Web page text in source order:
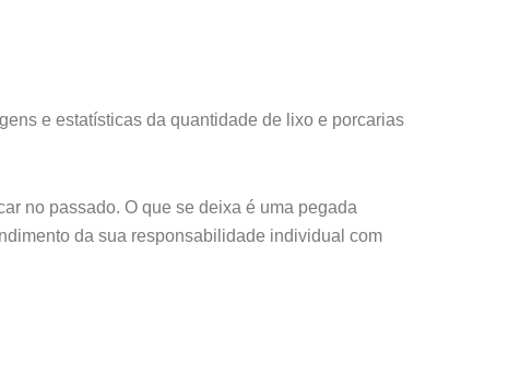
e estatísticas da quantidade de lixo e porcarias
no passado. O que se deixa é uma pegada
da sua responsabilidade individual com